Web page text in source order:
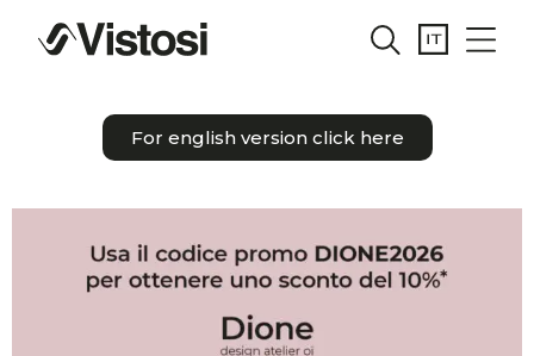
For english version click here